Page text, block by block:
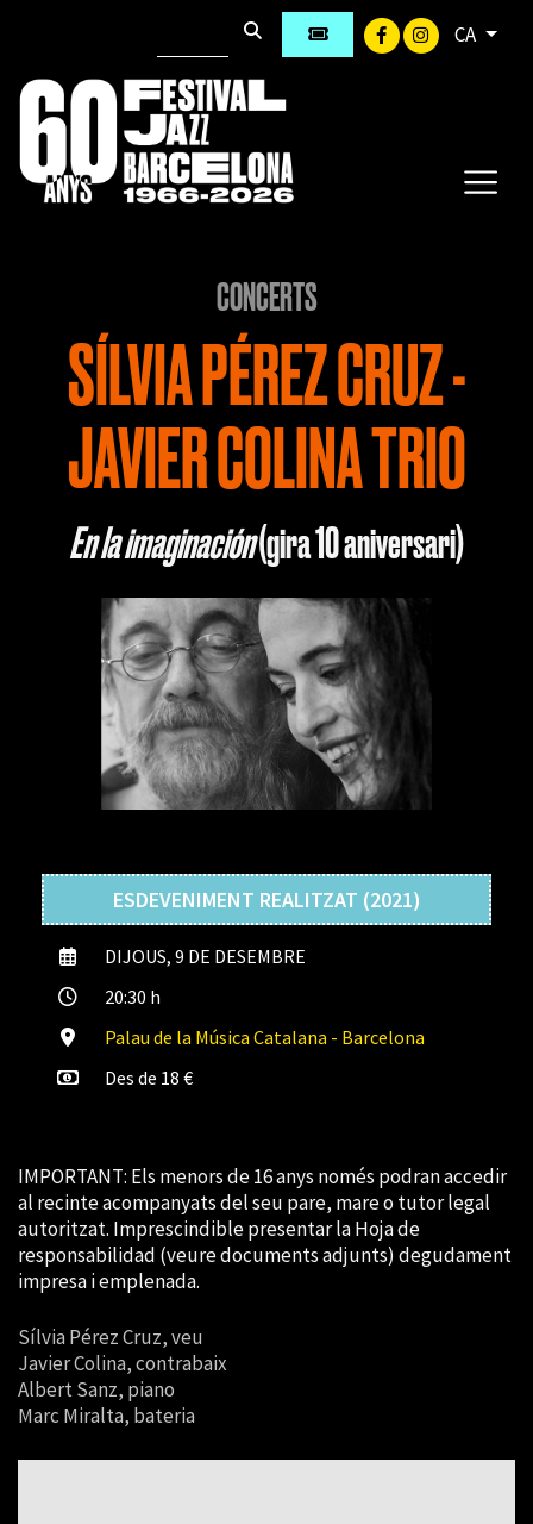
CA
CONCERTS
SÍLVIA PÉREZ CRUZ -
JAVIER COLINA TRIO
En la imaginación(gira 10 aniversari)
ESDEVENIMENT REALITZAT (2021)
DIJOUS, 9 DE DESEMBRE
20:30 h
Palau de la Música Catalana - Barcelona
Des de 18 €
IMPORTANT: Els menors de 16 anys només podran accedir
al recinte acompanyats del seu pare, mare o tutor legal
autoritzat. Imprescindible presentar la Hoja de
responsabilidad (veure documents adjunts) degudament
impresa i emplenada.
Sílvia Pérez Cruz, veu
Javier Colina, contrabaix
Albert Sanz, piano
Marc Miralta, bateria